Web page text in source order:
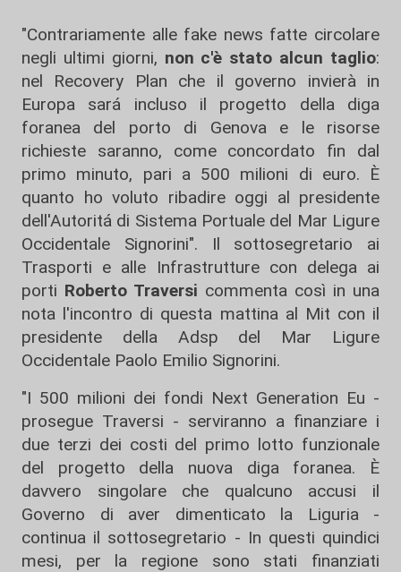
"Contrariamente alle fake news fatte circolare
negli ultimi giorni, non c'è stato alcun taglio:
nel Recovery Plan che il governo invierà in
Europa sará incluso il progetto della diga
foranea del porto di Genova e le risorse
richieste saranno, come concordato fin dal
primo minuto, pari a 500 milioni di euro. È
quanto ho voluto ribadire oggi al presidente
dell'Autoritá di Sistema Portuale del Mar Ligure
Occidentale Signorini". Il sottosegretario ai
Trasporti e alle Infrastrutture con delega ai
porti Roberto Traversi commenta così in una
nota l'incontro di questa mattina al Mit con il
presidente della Adsp del Mar Ligure
Occidentale Paolo Emilio Signorini.
"I 500 milioni dei fondi Next Generation Eu -
prosegue Traversi - serviranno a finanziare i
due terzi dei costi del primo lotto funzionale
del progetto della nuova diga foranea. È
davvero singolare che qualcuno accusi il
Governo di aver dimenticato la Liguria -
continua il sottosegretario - In questi quindici
mesi, per la regione sono stati finanziati